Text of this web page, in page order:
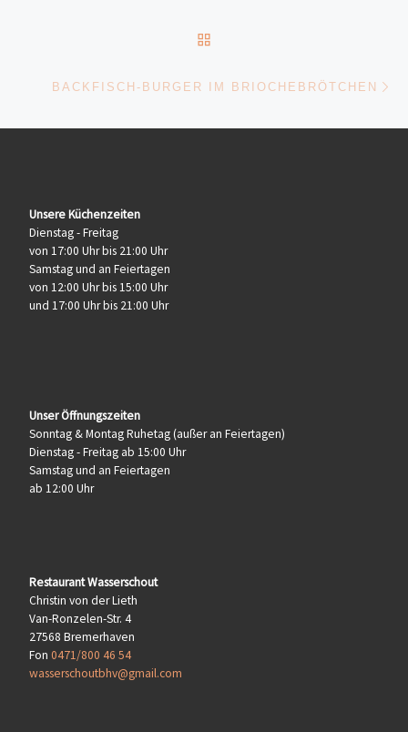
BACKFISCH-BURGER IM BRIOCHEBRÖTCHEN
Unsere Küchenzeiten
Dienstag - Freitag
von 17:00 Uhr bis 21:00 Uhr
Samstag und an Feiertagen
von 12:00 Uhr bis 15:00 Uhr
und 17:00 Uhr bis 21:00 Uhr
Unser Öffnungszeiten
Sonntag & Montag Ruhetag (außer an Feiertagen)
Dienstag - Freitag ab 15:00 Uhr
Samstag und an Feiertagen
ab 12:00 Uhr
Restaurant Wasserschout
Christin von der Lieth
Van-Ronzelen-Str. 4
27568 Bremerhaven
Fon 0471/800 46 54
wasserschoutbhv@gmail.com